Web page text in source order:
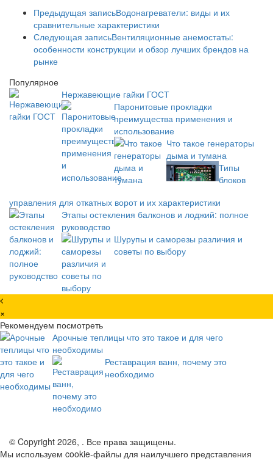
Предыдущая записьВодонагреватели: виды и их
сравнительные характеристики
Следующая записьВентиляционные анемостаты:
особенности конструкции и обзор лучших брендов на
рынке
Популярное
Нержавеющие гайки ГОСТ
Паронитовые прокладки
преимущества применения и
использование
Что такое генераторы
дыма и тумана
Типы
блоков
управления для откатных ворот и их характеристики
Этапы остекления балконов и лоджий: полное
руководство
Шурупы и саморезы различия и
советы по выбору
×
Рекомендуем посмотреть
Арочные теплицы что это такое и для чего
необходимы
Реставрация ванн, почему это
необходимо
© Copyright 2026, . Все права защищены.
Мы используем cookie-файлы для наилучшего представления